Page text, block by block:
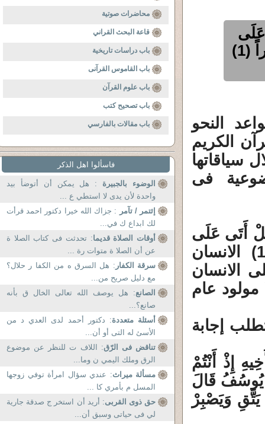
عَلَى
الإِنسَانِ حِينٌ مِنَ الدَّهْرِ لَمْ يَكُنْ شَيْئاً مَذْكُوراً (1)
النحو
الكريم
سياقاتها
فى
أَتَى عَلَى
الإِنسَانِ حِينٌ مِنَ الدَّهْرِ لَمْ يَكُنْ شَيْئاً مَذْكُوراً (1) الانسان
الانسان
عام
إجابة
إِذْ أَنْتُمْ
يُوسُفُ قَالَ
وَيَصْبِرْ
محاضرات صوتية
قاعة البحث القراني
باب دراسات تاريخية
باب القاموس القرآنى
باب علوم القرآن
باب تصحيح كتب
باب مقالات بالفارسي
فاسألوا اهل الذكر
الوضوء بالجبيرة : هل يمكن أن أتوضأ بيد
واحدة لأن يدى لا استطي ع ...
إئتمر / تآمر : جزاك الله خيرا دكتور احمد قرأت
لك ابداع ك في...
أوقات الصلاة قديما: تحدثت فى كتاب الصلا ة
عن أن الصلا ة متوات رة ...
سرقة الكفار : هل السرق ه من الكفا ر حلال؟
مع دليل صريح من...
الصانع: هل يوصف الله تعالى الخال ق بأنه
صانع؟...
أسئلة متعددة: دكتور أحمد لدى العدي د من
الأسئ له التى أو أن...
تناقض فى الرّق: اللاف ت للنظر عن موضوع
الرق وملك اليمي ن وما...
مسألة ميراث: عندي سؤال امرأة توفي زوجها
المسل م بأمري كا ...
حق ذوى القربى: أريد أن استخر ج صدقة جارية
لي فى حياتى وسبق أن...